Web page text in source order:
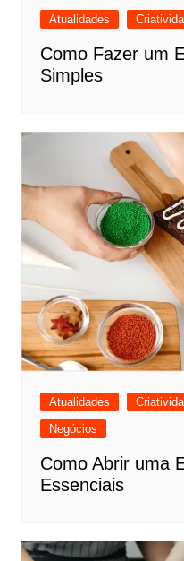
Atualidades
Como Fazer um
Simples
Atualidades
Negócios
Como Abrir uma
Essenciais